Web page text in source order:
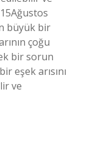
büyük bir
çoğu
bir sorun
eşek arısını
ve